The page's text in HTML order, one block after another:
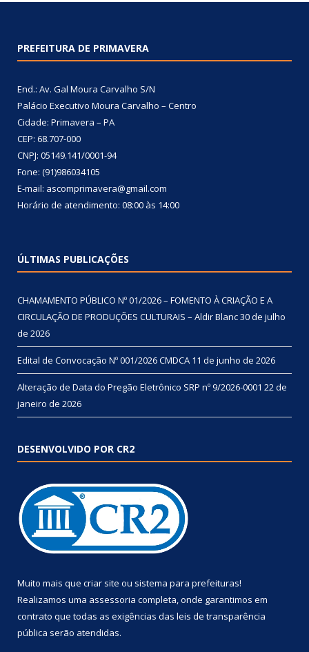
PREFEITURA DE PRIMAVERA
End.: Av. Gal Moura Carvalho S/N
Palácio Executivo Moura Carvalho – Centro
Cidade: Primavera – PA
CEP: 68.707-000
CNPJ: 05149.141/0001-94
Fone: (91)986034105
E-mail: ascomprimavera@gmail.com
Horário de atendimento: 08:00 às 14:00
ÚLTIMAS PUBLICAÇÕES
CHAMAMENTO PÚBLICO Nº 01/2026 – FOMENTO À CRIAÇÃO E A
CIRCULAÇÃO DE PRODUÇÕES CULTURAIS – Aldir Blanc30 de julho
de 2026
Edital de Convocação Nº 001/2026 CMDCA 11 de junho de 2026
Alteração de Data do Pregão Eletrônico SRP nº 9/2026-0001 22 de
janeiro de 2026
DESENVOLVIDO POR CR2
Muito mais que criar site ou sistema para prefeituras!
Realizamos uma assessoria completa, onde garantimos em
contrato que todas as exigências das leis de transparência
pública serão atendidas.